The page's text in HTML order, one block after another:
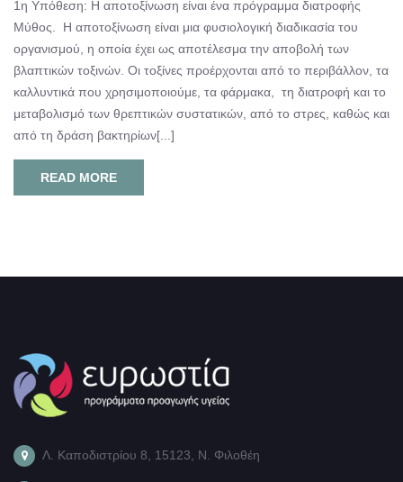
1η Υπόθεση: Η αποτοξίνωση είναι ένα πρόγραμμα διατροφής
Μύθος. Η αποτοξίνωση είναι μια φυσιολογική διαδικασία του
οργανισμού, η οποία έχει ως αποτέλεσμα την αποβολή των
βλαπτικών τοξινών. Οι τοξίνες προέρχονται από το περιβάλλον, τα
καλλυντικά που χρησιμοποιούμε, τα φάρμακα, τη διατροφή και το
μεταβολισμό των θρεπτικών συστατικών, από το στρες, καθώς και
από τη δράση βακτηρίων[...]
READ MORE
Λ. Καποδιστρίου 8, 15123, Ν. Φιλοθέη